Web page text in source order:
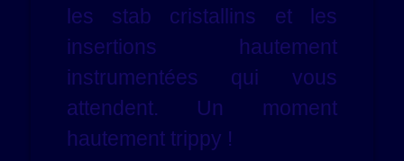
les stab cristallins et les
insertions hautement
instrumentées qui vous
attendent. Un moment
hautement trippy !